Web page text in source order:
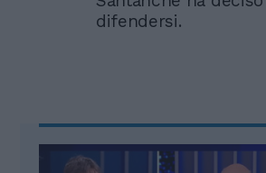
difendersi.